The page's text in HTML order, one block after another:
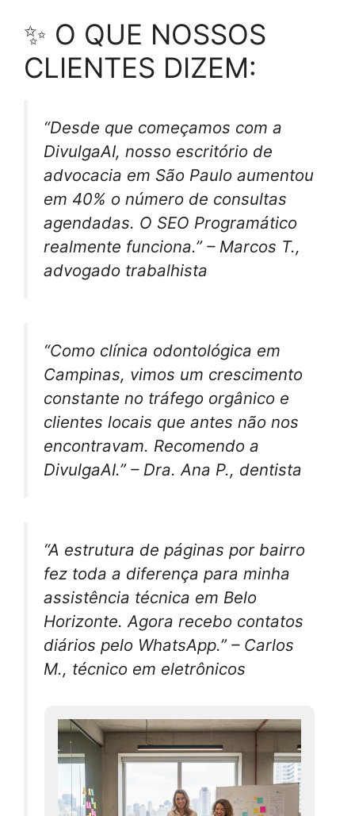
✨ O QUE NOSSOS
CLIENTES DIZEM:
“Desde que começamos com a
DivulgaAI, nosso escritório de
advocacia em São Paulo aumentou
em 40% o número de consultas
agendadas. O SEO Programático
realmente funciona.” – Marcos T.,
advogado trabalhista
“Como clínica odontológica em
Campinas, vimos um crescimento
constante no tráfego orgânico e
clientes locais que antes não nos
encontravam. Recomendo a
DivulgaAI.” – Dra. Ana P., dentista
“A estrutura de páginas por bairro
fez toda a diferença para minha
assistência técnica em Belo
Horizonte. Agora recebo contatos
diários pelo WhatsApp.” – Carlos
M., técnico em eletrônicos